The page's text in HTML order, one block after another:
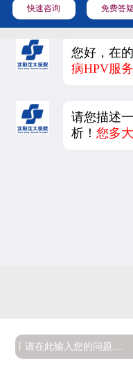
快速咨询 免费答疑
您好，在
病HPV服
请您描述
析！您多